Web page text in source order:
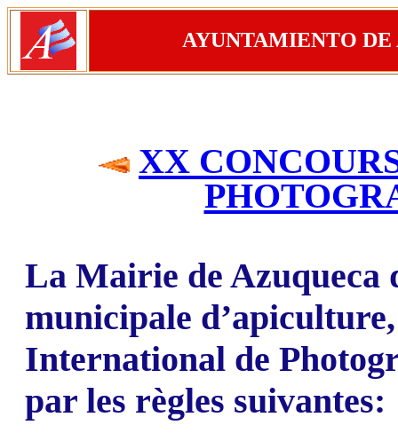
AYUNTAMIENTO DE
XX
La Mairie de Azuqueca
municipale
International de
par les règles suivantes: